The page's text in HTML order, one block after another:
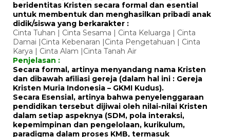
beridentitas Kristen secara formal dan esential
untuk membentuk dan menghasilkan pribadi anak
didik/siswa yang berkarakter :
Cinta Tuhan | Cinta Sesama | Cinta Keluarga | Cinta
Damai |Cinta Kebenaran |Cinta Pengetahuan | Cinta
Karya | Cinta Alam |Cinta Tanah Air
Penjelasan :
Secara formal, artinya menyandang nama Kristen
dan dibawah afiliasi gereja (dalam hal ini : Gereja
Kristen Muria Indonesia – GKMI Kudus).
Secara Esensial, artinya bahwa penyelenggaraan
pendidikan tersebut dijiwai oleh nilai-nilai Kristen
dalam setiap aspeknya (SDM, pola interaksi,
kepemimpinan dan pengelolaan, kurikulum,
paradigma dalam proses KMB, termasuk